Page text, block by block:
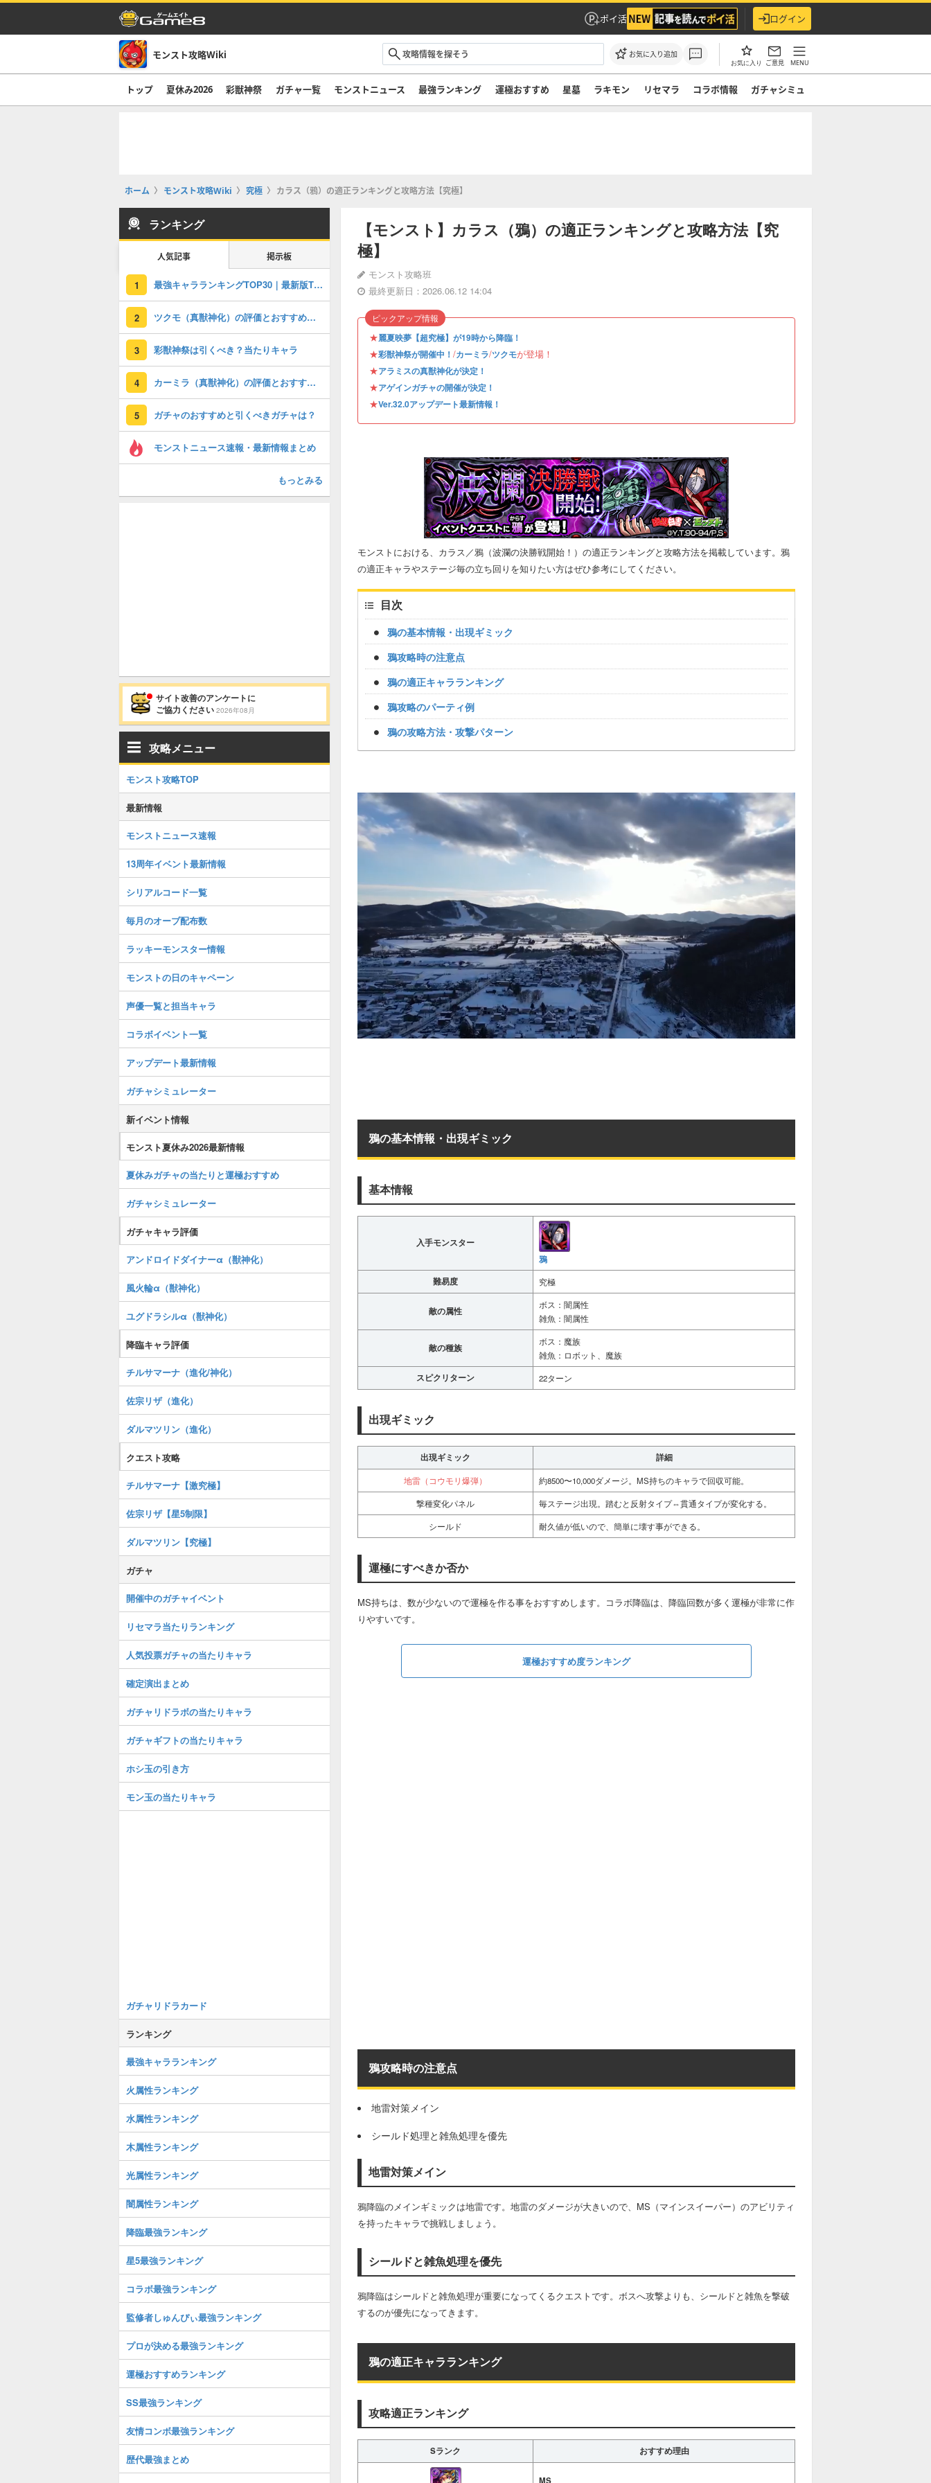
ポイ活 ログイン
モンスト攻略Wiki お気に入り追加
お気に入り ご意見 MENU
トップ 夏休み2026 彩獣神祭 ガチャ一覧 モンストニュース 最強ランキング 運極おすすめ 星墓 ラキモン リセマラ コラボ情報 ガチャシミュ
ホーム モンスト攻略Wiki 究極 カラス（鴉）の適正ランキングと攻略方法【究極】
【モンスト】カラス（鴉）の適正ランキングと攻略方法【究
極】
モンスト攻略班
最終更新日：2026.06.12 14:04
★麗夏映夢【超究極】が19時から降臨！
★彩獣神祭が開催中！ /カーミラ/ツクモが登場！
★アラミスの真獣神化が決定！
★アゲインガチャの開催が決定！
★Ver.32.0アップデート最新情報！
ピックアップ情報
モンストにおける、カラス／鴉（波瀾の決勝戦開始！）の適正ランキングと攻略方法を掲載しています。鴉
の適正キャラやステージ毎の立ち回りを知りたい方はぜひ参考にしてください。
目次
鴉の基本情報・出現ギミック
鴉攻略時の注意点
鴉の適正キャラランキング
鴉攻略のパーティ例
鴉の攻略方法・攻撃パターン
鴉の基本情報・出現ギミック
基本情報
入手モンスター
鴉
難易度 究極
敵の属性
ボス：闇属性
雑魚：闇属性
敵の種族
ボス：魔族
雑魚：ロボット、魔族
スピクリターン 22ターン
出現ギミック
出現ギミック 詳細
地雷（コウモリ爆弾） 約8500〜10,000ダメージ。MS持ちのキャラで回収可能。
撃種変化パネル 毎ステージ出現。踏むと反射タイプ⇔貫通タイプが変化する。
シールド 耐久値が低いので、簡単に壊す事ができる。
運極にすべきか否か
MS持ちは、数が少ないので運極を作る事をおすすめします。コラボ降臨は、降臨回数が多く運極が非常に作
りやすいです。
運極おすすめ度ランキング
鴉攻略時の注意点
地雷対策メイン
シールド処理と雑魚処理を優先
地雷対策メイン
鴉降臨のメインギミックは地雷です。地雷のダメージが大きいので、MS（マインスイーパー）のアビリティ
を持ったキャラで挑戦しましょう。
シールドと雑魚処理を優先
鴉降臨はシールドと雑魚処理が重要になってくるクエストです。ボスへ攻撃よりも、シールドと雑魚を撃破
するのが優先になってきます。
鴉の適正キャラランキング
攻略適正ランキング
Sランク おすすめ理由
MS
ランキング
人気記事 掲示板
1 最強キャラランキングTOP30｜最新版Tier
2 ツクモ（真獣神化）の評価とおすすめのわくわくの実
3 彩獣神祭は引くべき？当たりキャラ
4 カーミラ（真獣神化）の評価とおすすめのわくわくの実
5 ガチャのおすすめと引くべきガチャは？
モンストニュース速報・最新情報まとめ
もっとみる
サイト改善のアンケートに
ご協力ください 2026年08月
攻略メニュー
モンスト攻略TOP
最新情報
モンストニュース速報
13周年イベント最新情報
シリアルコード一覧
毎月のオーブ配布数
ラッキーモンスター情報
モンストの日のキャペーン
声優一覧と担当キャラ
コラボイベント一覧
アップデート最新情報
ガチャシミュレーター
新イベント情報
モンスト夏休み2026最新情報
夏休みガチャの当たりと運極おすすめ
ガチャシミュレーター
ガチャキャラ評価
アンドロイドダイナーα（獣神化）
風火輪α（獣神化）
ユグドラシルα（獣神化）
降臨キャラ評価
チルサマーナ（進化/神化）
佐宗リザ（進化）
ダルマツリン（進化）
クエスト攻略
チルサマーナ【激究極】
佐宗リザ【星5制限】
ダルマツリン【究極】
ガチャ
開催中のガチャイベント
リセマラ当たりランキング
人気投票ガチャの当たりキャラ
確定演出まとめ
ガチャリドラボの当たりキャラ
ガチャギフトの当たりキャラ
ホシ玉の引き方
モン玉の当たりキャラ
ガチャリドラカード
ランキング
最強キャラランキング
火属性ランキング
水属性ランキング
木属性ランキング
光属性ランキング
闇属性ランキング
降臨最強ランキング
星5最強ランキング
コラボ最強ランキング
監修者しゅんぴぃ最強ランキング
プロが決める最強ランキング
運極おすすめランキング
SS最強ランキング
友情コンボ最強ランキング
歴代最強まとめ